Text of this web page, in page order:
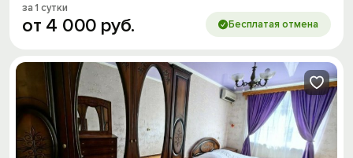
за 1 сутки
от 4 000 руб. Бесплатая отмена